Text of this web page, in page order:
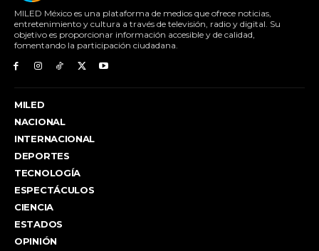
MILED México es una plataforma de medios que ofrece noticias,
entretenimiento y cultura a través de televisión, radio y digital. Su
objetivo es proporcionar información accesible y de calidad,
fomentando la participación ciudadana.
MILED
NACIONAL
INTERNACIONAL
DEPORTES
TECNOLOGÍA
ESPECTÁCULOS
CIENCIA
ESTADOS
OPINIÓN